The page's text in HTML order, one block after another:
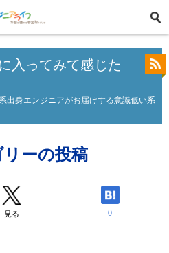
入ってみて感じた
出身エンジニアがお届けする意識低い系
リーの投稿
見る 0